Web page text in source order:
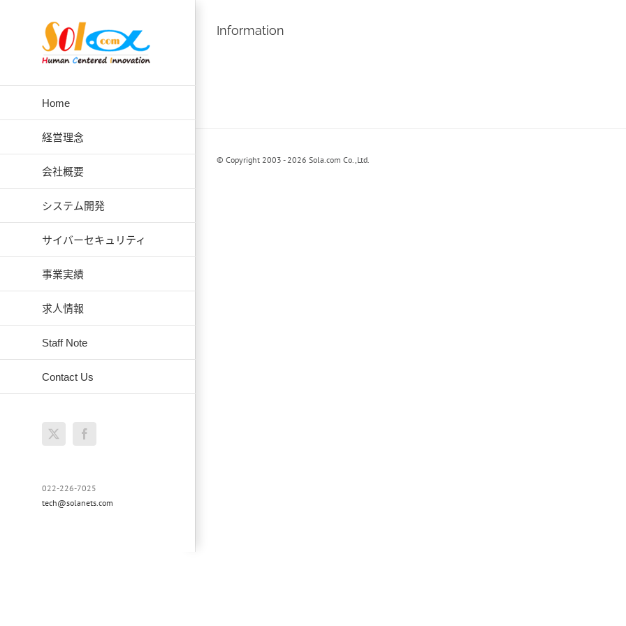
Home
経営理念
会社概要
システム開発
サイバーセキュリティ
事業実績
求人情報
Staff Note
Contact Us
X Facebook
022-226-7025
tech@solanets.com
Information
© Copyright 2003 - 2026 Sola.com Co.,Ltd.